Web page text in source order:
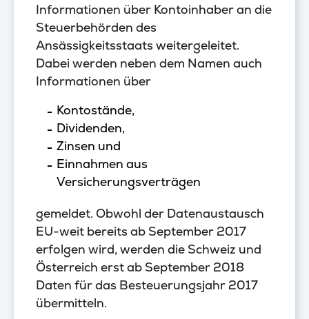
Informationen über Kontoinhaber an die
Steuerbehörden des
Ansässigkeitsstaats weitergeleitet.
Dabei werden neben dem Namen auch
Informationen über
Kontostände,
Dividenden,
Zinsen und
Einnahmen aus
Versicherungsverträgen
gemeldet. Obwohl der Datenaustausch
EU-weit bereits ab September 2017
erfolgen wird, werden die Schweiz und
Österreich erst ab September 2018
Daten für das Besteuerungsjahr 2017
übermitteln.